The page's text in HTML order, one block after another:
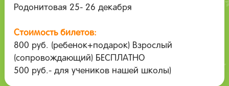
Родонитовая 25- 26 декабря
Стоимость билетов:
800 руб. (ребенок+подарок) Взрослый
(сопровождающий) БЕСПЛАТНО
500 руб.- для учеников нашей школы)